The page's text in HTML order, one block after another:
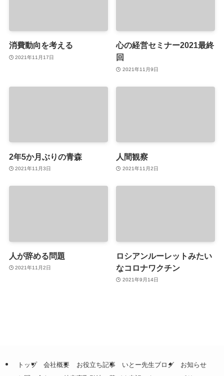
消費動向を考える
2021年11月17日
心の経営セミナー2021最終
回
2021年11月9日
2年5か月ぶりの青森
2021年11月3日
人間観察
2021年11月2日
人が辞める問題
2021年11月2日
ロシアンルーレットみたい
なコロナワクチン
2021年9月14日
トップ 会社概要 お役立ち記事 いとー先生ブログ
お知らせ